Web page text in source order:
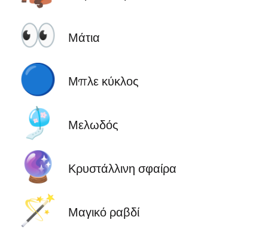
👀 Μάτια
🔵 Μπλε κύκλος
🎐 Μελωδός
🔮 Κρυστάλλινη σφαίρα
🪄 Μαγικό ραβδί